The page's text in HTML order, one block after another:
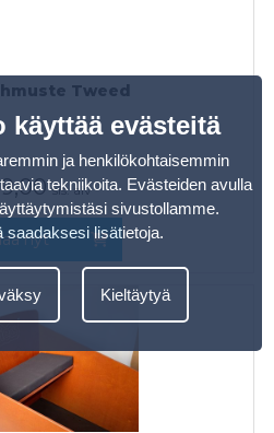
Tweed
sis. alv
nyt
käyttää evästeitä
ja henkilökohtaisemmin
tekniikoita. Evästeiden avulla
sivustollamme.
saadaksesi lisätietoja.
Kieltäytyä